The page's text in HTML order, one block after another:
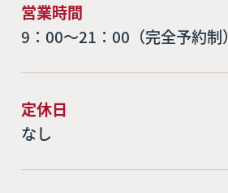
営業時間
9：00～21：00（完全予約制）
定休日
なし